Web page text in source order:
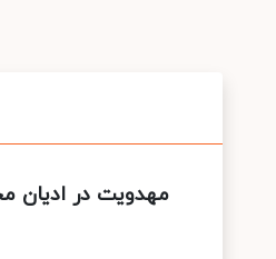
مهدویت‌ در ادیان